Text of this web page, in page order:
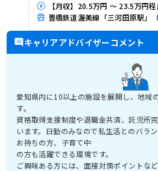
【月収】20.5万円 ～ 23.5万円
豊橋鉄道渥美線「三河田原駅」
キャリアアドバイザーコメント
愛知県内に10以上の施設を展開し、地域
す。
資格取得支援制度や退職金共済、託児所
います。日勤のみなので私生活とのバラ
お持ちの方、子育て中
の方も活躍できる環境です。
ご興味ある方には、面接対策ポイントな